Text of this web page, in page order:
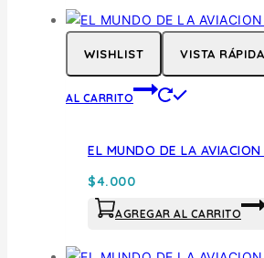
WISHLIST VISTA RÁPIDA
AL CARRITO
EL MUNDO DE LA AVIACION
$4.000
AGREGAR AL CARRITO